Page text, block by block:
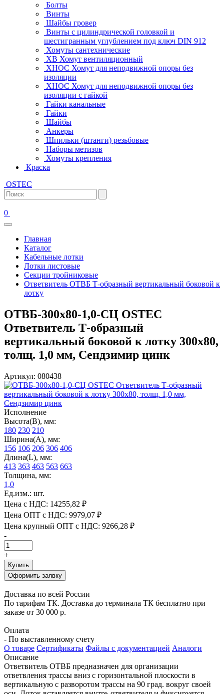
Болты
Винты
Шайбы гровер
Винты с цилиндрической головкой и
шестигранным углублением под ключ DIN 912
Хомуты сантехнические
ХВ Хомут вентиляционный
ХНОС Хомут для неподвижной опоры без
изоляции
ХНОС Хомут для неподвижной опоры без
изоляции с гайкой
Гайки канальные
Гайки
Шайбы
Анкеры
Шпильки (штанги) резьбовые
Наборы метизов
Хомуты крепления
Краска
OSTEC
0
Главная
Каталог
Кабельные лотки
Лотки листовые
Секции тройниковые
Ответвитель ОТВБ Т-образный вертикальный боковой к
лотку
ОТВБ-300х80-1,0-СЦ OSTEC
Ответвитель Т-образный
вертикальный боковой к лотку 300х80,
толщ. 1,0 мм, Сендзимир цинк
Артикул: 080438
Исполнение
Высота(В), мм:
180 230 210
Ширина(А), мм:
156 106 206 306 406
Длина(L), мм:
413 363 463 563 663
Толщина, мм:
1,0
Ед.изм.: шт.
Цена с НДС: 14255,82 ₽
Цена ОПТ с НДС: 9979,07 ₽
Цена крупный ОПТ с НДС: 9266,28 ₽
-
+
Купить
Оформить заявку
Доставка по всей России
По тарифам ТК. Доставка до терминала ТК бесплатно при
заказе от 30 000 р.
Оплата
- По выставленному счету
О товаре Сертификаты Файлы с документацией Аналоги
Описание
Ответвитель ОТВБ предназначен для организации
ответвления трассы вниз с горизонтальной плоскости в
вертикальную с разворотом трассы на 90 град. вокруг своей